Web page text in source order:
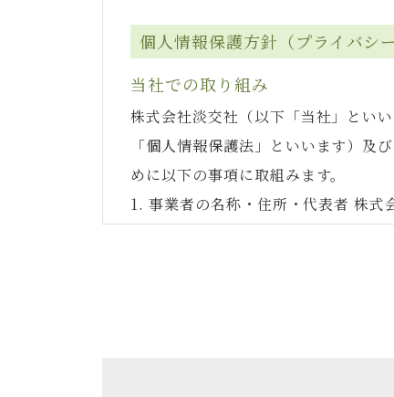
個人情報保護方針（プライバシ
当社での取り組み
株式会社淡交社（以下「当社」とい
「個人情報保護法」といいます）及
めに以下の事項に取組みます。
1. 事業者の名称・住所・代表者 株
3. 取得・利用・提供 （３）個人情